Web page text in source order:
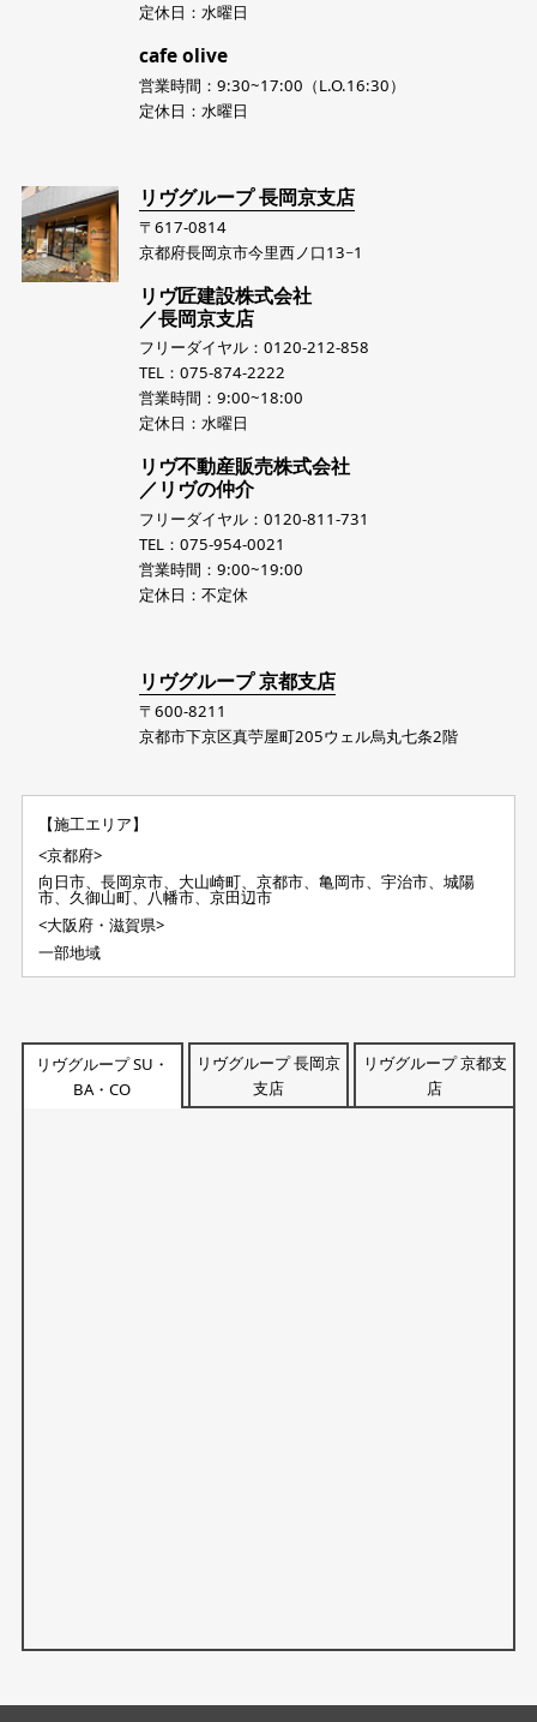
定休日：水曜日
cafe olive
営業時間：9:30~17:00（L.O.16:30）
定休日：水曜日
リヴグループ 長岡京支店
〒617-0814
京都府長岡京市今里西ノ口13−1
リヴ匠建設株式会社
／長岡京支店
フリーダイヤル：0120-212-858
TEL：075-874-2222
営業時間：9:00~18:00
定休日：水曜日
リヴ不動産販売株式会社
／リヴの仲介
フリーダイヤル：0120-811-731
TEL：075-954-0021
営業時間：9:00~19:00
定休日：不定休
リヴグループ 京都支店
〒600-8211
京都市下京区真苧屋町205ウェル烏丸七条2階
【施工エリア】
<京都府>
向日市、長岡京市、大山崎町、京都市、亀岡市、宇治市、城陽
市、久御山町、八幡市、京田辺市
<大阪府・滋賀県>
一部地域
リヴグループ SU・
BA・CO
リヴグループ 長岡京
支店
リヴグループ 京都支
店